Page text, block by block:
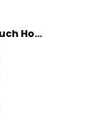
Sharplace Audio Gästebuch Hochzeit Telefon Audio Gästebuch Telefon Sprachmeldung Recorder für Salon Rentenfeier Dekor Dekor, Weiß